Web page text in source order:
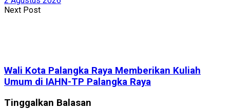
Next Post
Wali Kota Palangka Raya Memberikan Kuliah
Umum di IAHN-TP Palangka Raya
Tinggalkan Balasan